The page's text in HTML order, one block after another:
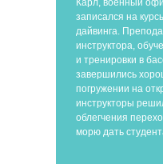
записался на
дайвинга.
инструктора,
и тренировки в
завершились
погружении на
инструкторы
облегчения
морю дать